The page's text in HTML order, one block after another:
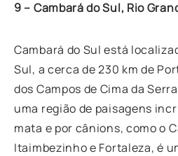
9 – Cambará do Sul, Rio
Cambará do Sul está
Sul, a cerca de 230 km de
dos Campos de Cima da
uma região de paisagens
mata e por cânions, como o
Itaimbezinho e Fortaleza, é